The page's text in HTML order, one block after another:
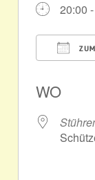
20:00
WO